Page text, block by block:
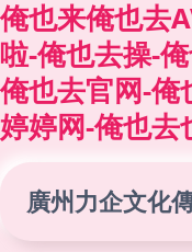
俺也来俺也去
啦-俺也去操-
俺也去官网-俺
婷婷网-俺也去
廣州力企文化